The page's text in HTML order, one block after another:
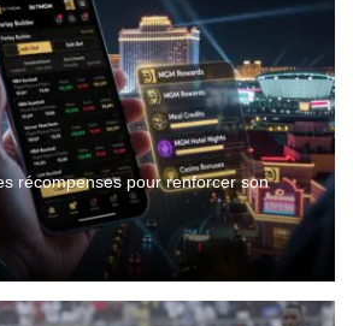
récompenses pour renforcer son